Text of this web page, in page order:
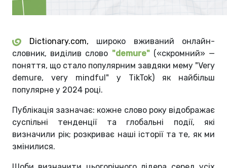
Dictionary.com,
широко вживаний онлайн-
словник, виділив слово "demure"(«скромний» —
поняття, що стало популярним завдяки мему "Very
demure, very mindful" у TikTok) як найбільш
популярне у 2024 році.
Публікація зазначає: кожне слово року відображає
суспільні тенденції та глобальні події, які
визначили рік; розкриває наші історії та те, як ми
змінилися.